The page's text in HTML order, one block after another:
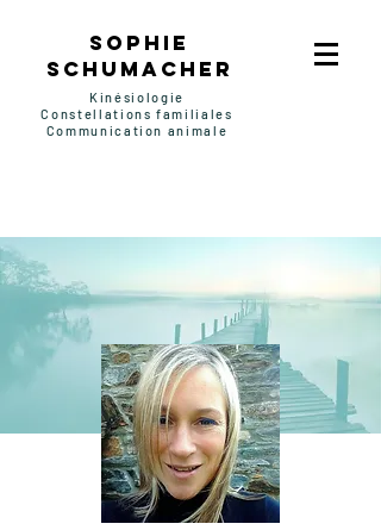
SOPHIE
SCHUMACHER
Kinésiologie
Constellations familiales
Communication animale